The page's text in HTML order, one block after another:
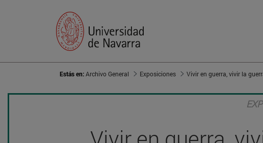
Estás en:Archivo General Exposiciones